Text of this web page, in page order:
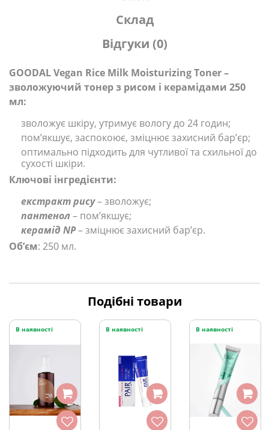
Склад
Відгуки (0)
GOODAL Vegan Rice Milk Moisturizing Toner –
зволожуючий тонер з рисом і керамідами 250
мл:
зволожує шкіру, утримує вологу до 24 годин;
пом’якшує, заспокоює, зміцнює захисний бар’єр;
оптимально підходить для чутливої та схильної до
сухості шкіри.
Ключові інгредієнти:
екстракт рису– зволожує;
пантенол– пом’якшує;
керамід NP– зміцнює захисний бар’єр.
Об’єм: 250 мл.
Подібні товари
В наявності В наявності В наявності